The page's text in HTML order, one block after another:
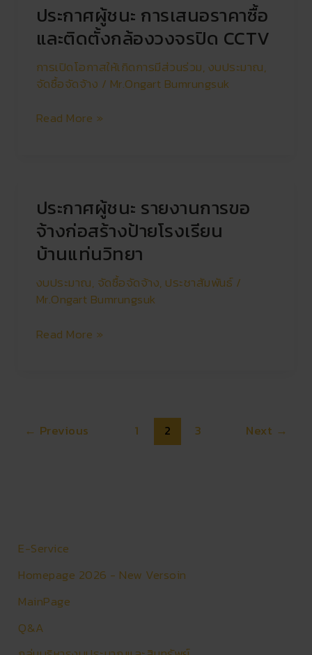
บริการ
ตำแหน่ง
ขับ
รถ
ประกาศผู้ชนะ การเสนอราคาซื้อ
และติดตั้งกล้องวงจรปิด CCTV
การเปิดโอกาสให้เกิดการมีส่วนร่วม, งบประมาณ,
จัดซื้อจัดจ้าง / Mr.Ongart Bumrungsuk
ประกาศ
ชนะ
การ
เสนอ
ซื้อ
วงจรปิด
CCTV
Read More »
ประกาศผู้ชนะ รายงานการขอ
จ้างก่อสร้างป้ายโรงเรียน
บ้านแท่นวิทยา
งบประมาณ, จัดซื้อจัดจ้าง, ประชาสัมพันธ์/
Mr.Ongart Bumrungsuk
ประกาศ
ผู้
ชนะ
รายงาน
ขอ
จ้าง
ป้าย
Read More »
← Previous 1 2 3 Next →
E-Service
Homepage 2026 - New Versoin
MainPage
Q&A